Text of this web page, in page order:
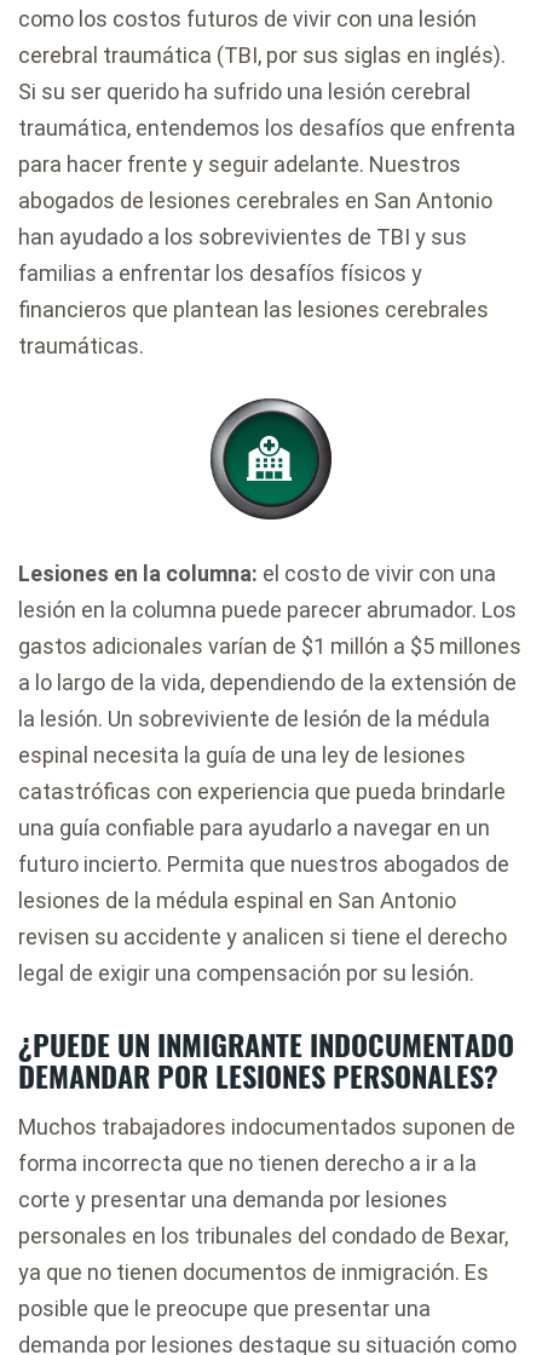
como los costos futuros de vivir con una lesión
cerebral traumática (TBI, por sus siglas en inglés).
Si su ser querido ha sufrido una lesión cerebral
traumática, entendemos los desafíos que enfrenta
para hacer frente y seguir adelante. Nuestros
abogados de lesiones cerebrales en San Antonio
han ayudado a los sobrevivientes de TBI y sus
familias a enfrentar los desafíos físicos y
financieros que plantean las lesiones cerebrales
traumáticas.
Lesiones en la columna: el costo de vivir con una
lesión en la columna puede parecer abrumador. Los
gastos adicionales varían de $1 millón a $5 millones
a lo largo de la vida, dependiendo de la extensión de
la lesión. Un sobreviviente de lesión de la médula
espinal necesita la guía de una ley de lesiones
catastróficas con experiencia que pueda brindarle
una guía confiable para ayudarlo a navegar en un
futuro incierto. Permita que nuestros abogados de
lesiones de la médula espinal en San Antonio
revisen su accidente y analicen si tiene el derecho
legal de exigir una compensación por su lesión.
¿PUEDE UN INMIGRANTE INDOCUMENTADO
DEMANDAR POR LESIONES PERSONALES?
Muchos trabajadores indocumentados suponen de
forma incorrecta que no tienen derecho a ir a la
corte y presentar una demanda por lesiones
personales en los tribunales del condado de Bexar,
ya que no tienen documentos de inmigración. Es
posible que le preocupe que presentar una
demanda por lesiones destaque su situación como